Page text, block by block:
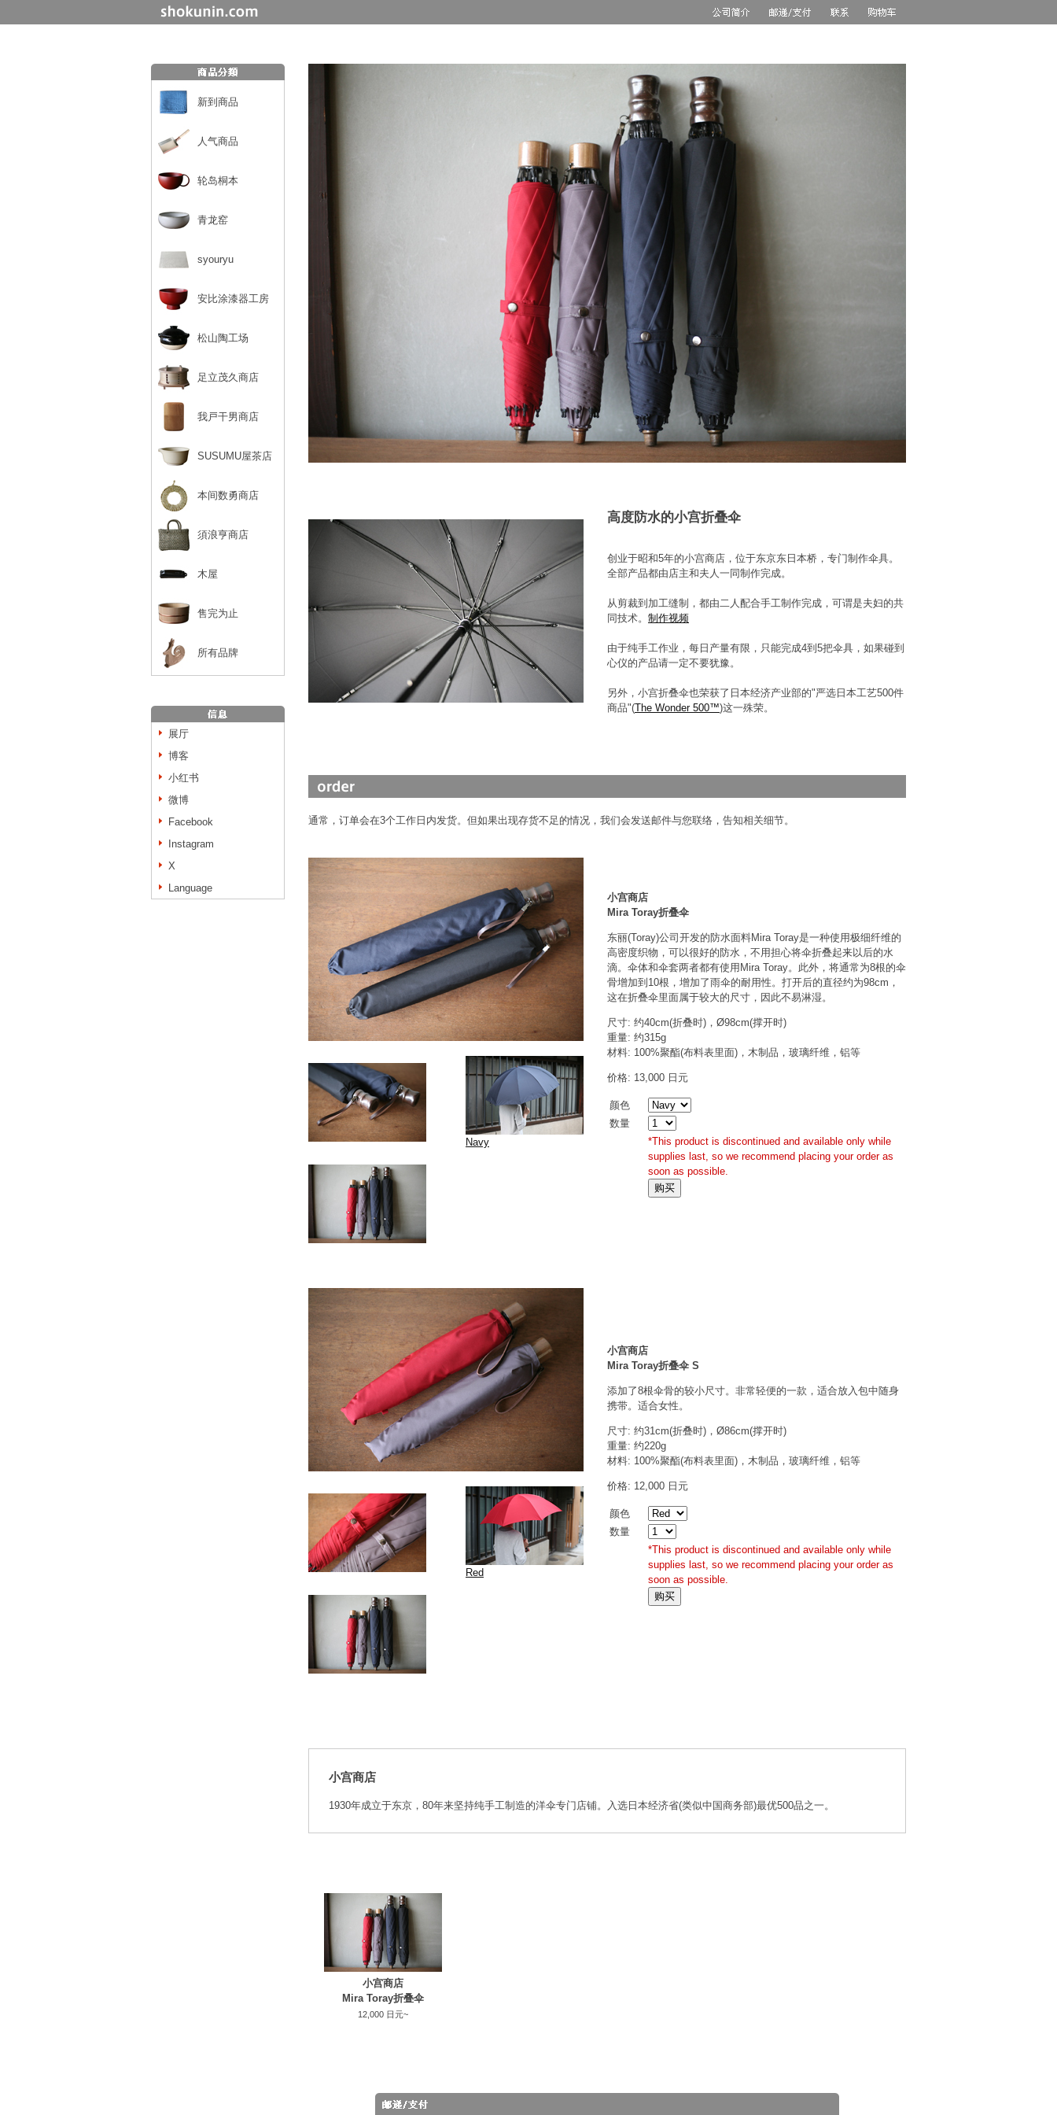
新到商品
人气商品
轮岛桐本
青龙窑
syouryu
安比涂漆器工房
松山陶工场
足立茂久商店
我戸干男商店
SUSUMU屋茶店
本间数勇商店
須浪亨商店
木屋
售完为止
所有品牌
展厅
博客
小红书
微博
Facebook
Instagram
X
Language
高度防水的小宫折叠伞
创业于昭和5年的小宫商店，位于东京东日本桥，专门制作伞具。
全部产品都由店主和夫人一同制作完成。
从剪裁到加工缝制，都由二人配合手工制作完成，可谓是夫妇的共
同技术。 制作视频
由于纯手工作业，每日产量有限，只能完成4到5把伞具，如果碰到
心仪的产品请一定不要犹豫。
另外，小宫折叠伞也荣获了日本经济产业部的"严选日本工艺500件
商品"(The Wonder 500™)这一殊荣。
通常，订单会在3个工作日内发货。但如果出现存货不足的情况，我们会发送邮件与您联络，告知相关细节。
Navy
小宫商店
Mira Toray折叠伞
东丽(Toray)公司开发的防水面料Mira Toray是一种使用极细纤维的
高密度织物，可以很好的防水，不用担心将伞折叠起来以后的水
滴。伞体和伞套两者都有使用Mira Toray。此外，将通常为8根的伞
骨增加到10根，增加了雨伞的耐用性。打开后的直径约为98cm，
这在折叠伞里面属于较大的尺寸，因此不易淋湿。
尺寸: 约40cm(折叠时)，Ø98cm(撑开时)
重量: 约315g
材料: 100%聚酯(布料表里面)，木制品，玻璃纤维，铝等
价格: 13,000 日元
颜色
数量
*This product is discontinued and available only while
supplies last, so we recommend placing your order as
soon as possible.
Red
小宫商店
Mira Toray折叠伞 S
添加了8根伞骨的较小尺寸。非常轻便的一款，适合放入包中随身
携带。适合女性。
尺寸: 约31cm(折叠时)，Ø86cm(撑开时)
重量: 约220g
材料: 100%聚酯(布料表里面)，木制品，玻璃纤维，铝等
价格: 12,000 日元
颜色
数量
*This product is discontinued and available only while
supplies last, so we recommend placing your order as
soon as possible.
小宫商店
1930年成立于东京，80年来坚持纯手工制造的洋伞专门店铺。入选日本经济省(类似中国商务部)最优500品之一。
小宫商店
Mira Toray折叠伞
12,000 日元~